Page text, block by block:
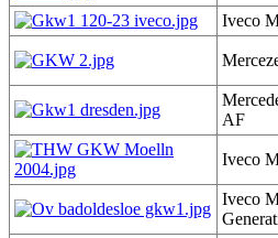
Iveco
AF
Iveco
Iveco